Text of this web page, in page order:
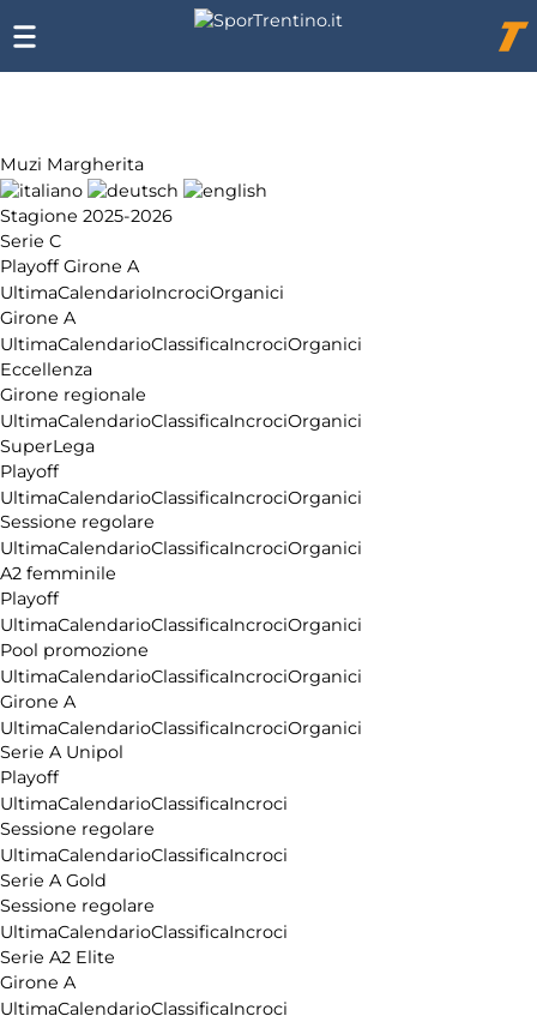
Muzi Margherita
Stagione 2025-2026
Serie C
Playoff Girone A
UltimaCalendarioIncrociOrganici
Girone A
UltimaCalendarioClassificaIncrociOrganici
Eccellenza
Girone regionale
UltimaCalendarioClassificaIncrociOrganici
SuperLega
Playoff
UltimaCalendarioClassificaIncrociOrganici
Sessione regolare
UltimaCalendarioClassificaIncrociOrganici
A2 femminile
Playoff
UltimaCalendarioClassificaIncrociOrganici
Pool promozione
UltimaCalendarioClassificaIncrociOrganici
Girone A
UltimaCalendarioClassificaIncrociOrganici
Serie A Unipol
Playoff
UltimaCalendarioClassificaIncroci
Sessione regolare
UltimaCalendarioClassificaIncroci
Serie A Gold
Sessione regolare
UltimaCalendarioClassificaIncroci
Serie A2 Elite
Girone A
UltimaCalendarioClassificaIncroci
Chi
siamo
Affiliazione